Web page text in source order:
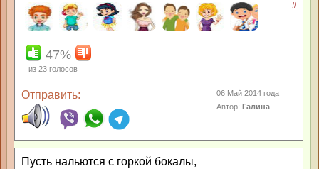
#
47%
из 23 голосов
Отправить:
06 Май 2014 года
Автор:Галина
Пусть нальются с горкой бокалы,